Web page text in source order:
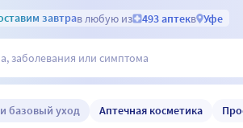
завтрав любую из 493 аптекв Уфе
базовый уход Аптечная косметика